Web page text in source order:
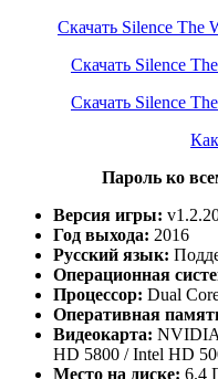
Скачать Silence The
Скачать Silence
Скачать Silence
Пароль ко
Версия игры:
Год выхода: 2016
Русский язык:
Операционная
Процессор: Dual
Оперативная
Видеокарта: NVIDIA
HD 5800 / Intel HD
Место на диске: 6.4